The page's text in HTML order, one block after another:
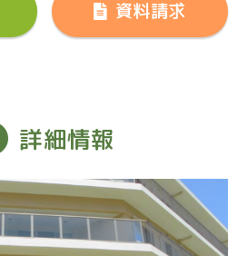
資料請求
詳細情報